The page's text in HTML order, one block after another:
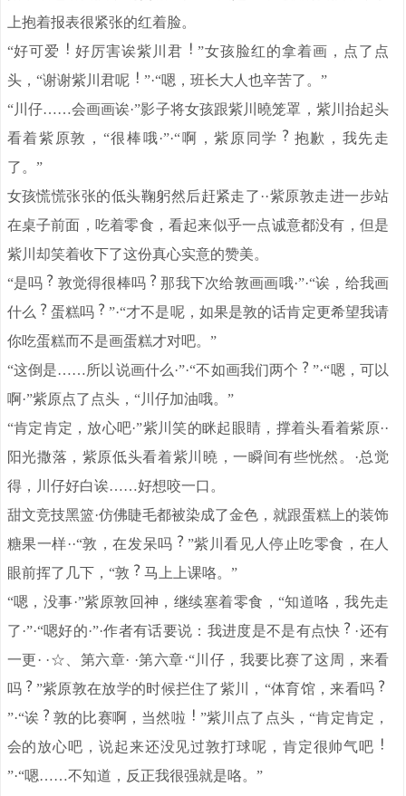
上抱着报表很紧张的红着脸。
“好可爱
好厉害诶紫川君
”女孩脸红的拿着画，点了点
头，“谢谢紫川君呢
”·“嗯，班长大人也辛苦了。”
“川仔……会画画诶·”影子将女孩跟紫川曉笼罩，紫川抬起头
看着紫原敦，“很棒哦·”·“啊，紫原同学
抱歉，我先走
了。”
女孩慌慌张张的低头鞠躬然后赶紧走了··紫原敦走进一步站
在桌子前面，吃着零食，看起来似乎一点诚意都没有，但是
紫川却笑着收下了这份真心实意的赞美。
“是吗
敦觉得很棒吗
那我下次给敦画画哦·”·“诶，给我画
什么
蛋糕吗
”·“才不是呢，如果是敦的话肯定更希望我请
你吃蛋糕而不是画蛋糕才对吧。”
“这倒是……所以说画什么·”·“不如画我们两个
”·“嗯，可以
啊·”紫原点了点头，“川仔加油哦。”
“肯定肯定，放心吧·”紫川笑的眯起眼睛，撑着头看着紫原··
阳光撒落，紫原低头看着紫川曉，一瞬间有些恍然。·总觉
得，川仔好白诶……好想咬一口。
甜文竞技黑篮·仿佛睫毛都被染成了金色，就跟蛋糕上的装饰
糖果一样··“敦，在发呆吗
”紫川看见人停止吃零食，在人
眼前挥了几下，“敦
马上上课咯。”
“嗯，没事·”紫原敦回神，继续塞着零食，“知道咯，我先走
了·”·“嗯好的·”·作者有话要说：我进度是不是有点快
·还有
一更· ·☆、第六章· ·第六章·“川仔，我要比赛了这周，来看
吗
”紫原敦在放学的时候拦住了紫川，“体育馆，来看吗
”·“诶
敦的比赛啊，当然啦
”紫川点了点头，“肯定肯定，
会的放心吧，说起来还没见过敦打球呢，肯定很帅气吧
”·“嗯……不知道，反正我很强就是咯。”